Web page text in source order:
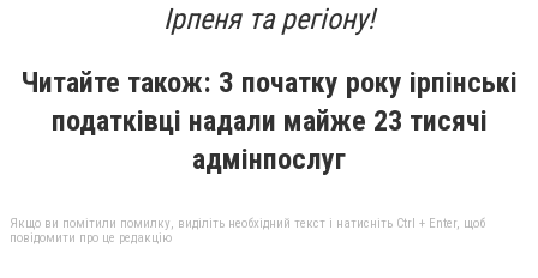
Ірпеня та регіону!
Читайте також: З початку року ірпінські
податківці надали майже 23 тисячі
адмінпослуг
Якщо ви помітили помилку, виділіть необхідний текст і натисніть Ctrl + Enter, щоб
повідомити про це редакцію